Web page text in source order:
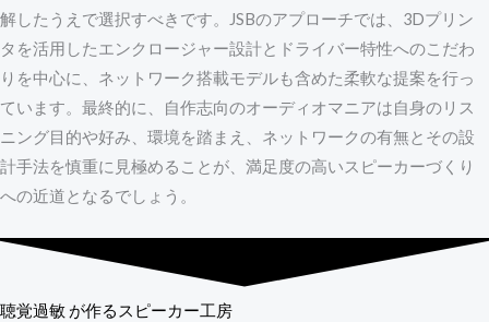
解したうえで選択すべきです。JSBのアプローチでは、3Dプリン
タを活用したエンクロージャー設計とドライバー特性へのこだわ
りを中心に、ネットワーク搭載モデルも含めた柔軟な提案を行っ
ています。最終的に、自作志向のオーディオマニアは自身のリス
ニング目的や好み、環境を踏まえ、ネットワークの有無とその設
計手法を慎重に見極めることが、満足度の高いスピーカーづくり
への近道となるでしょう。
聴覚過敏 が作るスピーカー工房